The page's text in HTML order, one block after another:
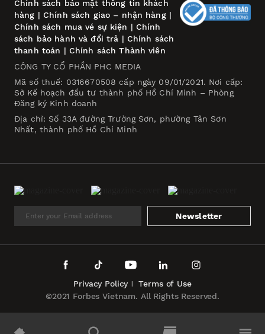
Chính sách bảo mật thông tin khách
hàng | Chính sách giao – nhận hàng|
Chính sách mua vé sự kiện | Chính
sách bảo hành và đổi trả | Chính sách
thanh toán | Chính sách Thành viên
CÔNG TY CỔ PHẦN PHC MEDIA
Mã số thuế: 0316670508 cấp ngày 09/01/2021. Nơi cấp:
Sở Kế hoạch đầu tư thành phố Hồ Chí Minh – Phòng
Đăng ký Kinh doanh
Địa chỉ: Số 33A đường Trường Sơn, phường Tân Sơn
Nhất, thành phố Hồ Chí Minh
Newsletter
©2021 Forbes Vietnam. All Rights Reserved.
Privacy Policy Terms of Use